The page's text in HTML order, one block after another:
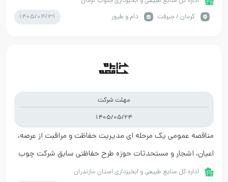
كرمان / جیرفت
دام و طیور 1405/04/31
مهلت شرکت
1405/05/24
مناقصه عمومی یک مرحله ای مدیریت حفاظت و مراقبت از عرصه،
اعیان، اشجار و مستحدثات حوزه طرح حفاظتی سابق شرکت چوب
و كاغذاداره کل منابع طبیعی و ابخیزداری استان مازندران